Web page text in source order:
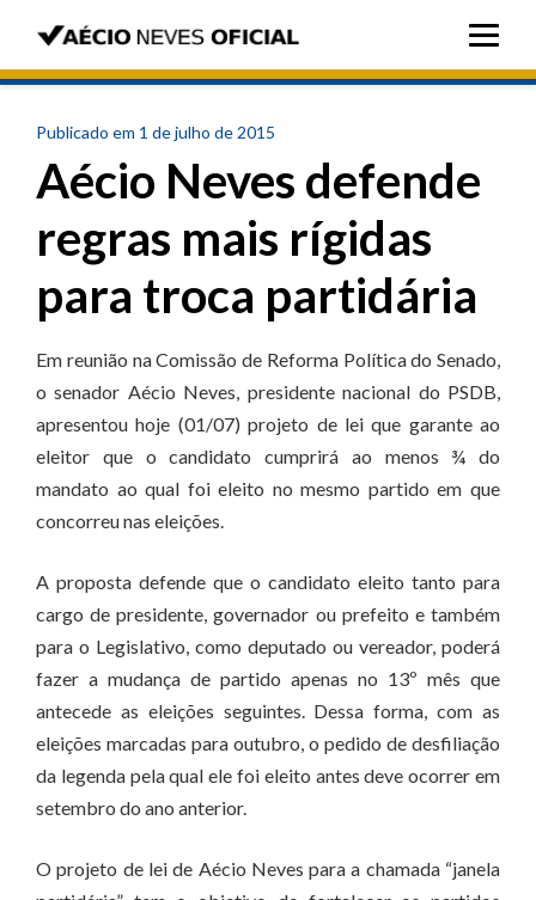
Publicado em 1 de julho de 2015
Aécio Neves defende
regras mais rígidas
para troca partidária
Em reunião na Comissão de Reforma Política do Senado,
o senador Aécio Neves, presidente nacional do PSDB,
apresentou hoje (01/07) projeto de lei que garante ao
eleitor que o candidato cumprirá ao menos ¾ do
mandato ao qual foi eleito no mesmo partido em que
concorreu nas eleições.
A proposta defende que o candidato eleito tanto para
cargo de presidente, governador ou prefeito e também
para o Legislativo, como deputado ou vereador, poderá
fazer a mudança de partido apenas no 13º mês que
antecede as eleições seguintes. Dessa forma, com as
eleições marcadas para outubro, o pedido de desfiliação
da legenda pela qual ele foi eleito antes deve ocorrer em
setembro do ano anterior.
O projeto de lei de Aécio Neves para a chamada “janela